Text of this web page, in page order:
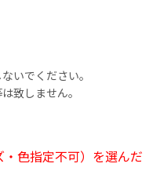
いでください。
致しません。
色指定不可）を選んだ